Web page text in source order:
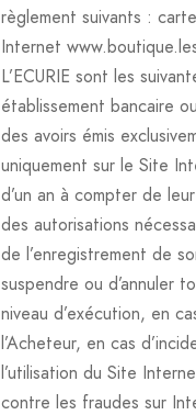
règlement suivants :
Internet
L’ECURIE sont les
établissement bancaire
des avoirs émis
uniquement sur le Site
d’un an à compter de
des autorisations
de l’enregistrement de
suspendre ou d’annuler
niveau d’exécution, en
l’Acheteur, en cas
l’utilisation du Site
contre les fraudes sur